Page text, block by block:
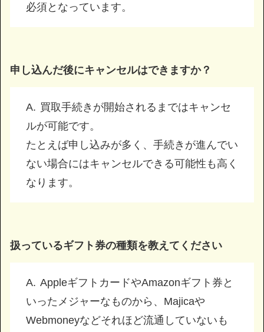
必須となっています。
申し込んだ後にキャンセルはできますか？
買取手続きが開始されるまではキャンセ
ルが可能です。
たとえば申し込みが多く、手続きが進んでい
ない場合にはキャンセルできる可能性も高く
なります。
扱っているギフト券の種類を教えてください
AppleギフトカードやAmazonギフト券と
いったメジャーなものから、Majicaや
Webmoneyなどそれほど流通していないも